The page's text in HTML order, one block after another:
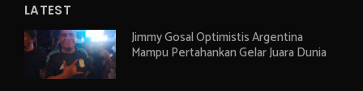
LATEST
Jimmy Gosal Optimistis Argentina
Mampu Pertahankan Gelar Juara Dunia